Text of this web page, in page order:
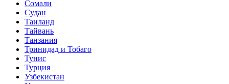
Сомали
Судан
Таиланд
Тайвань
Танзания
Тринидад и Тобаго
Тунис
Турция
Узбекистан